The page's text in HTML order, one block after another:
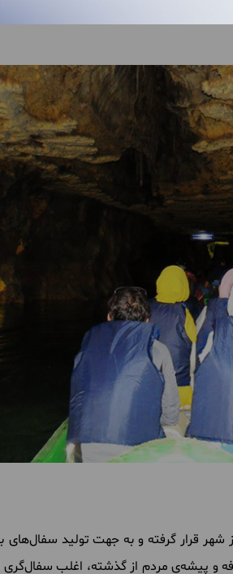
چکه‌های آب در غار به گوش می‌رسد و
همدان است که در 17 کیلومتری از مرکز شهر قرار گرفته و
و پیشه‌ی مردم از گذشته، اغلب